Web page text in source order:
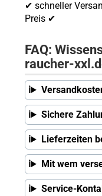
✔ schneller
Preis ✔
FAQ:
raucher-
Sichere
Lieferzeiten
Mit wem
Service-